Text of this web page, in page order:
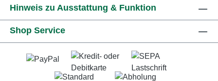
Hinweis zu Ausstattung & Funktion
Shop Service